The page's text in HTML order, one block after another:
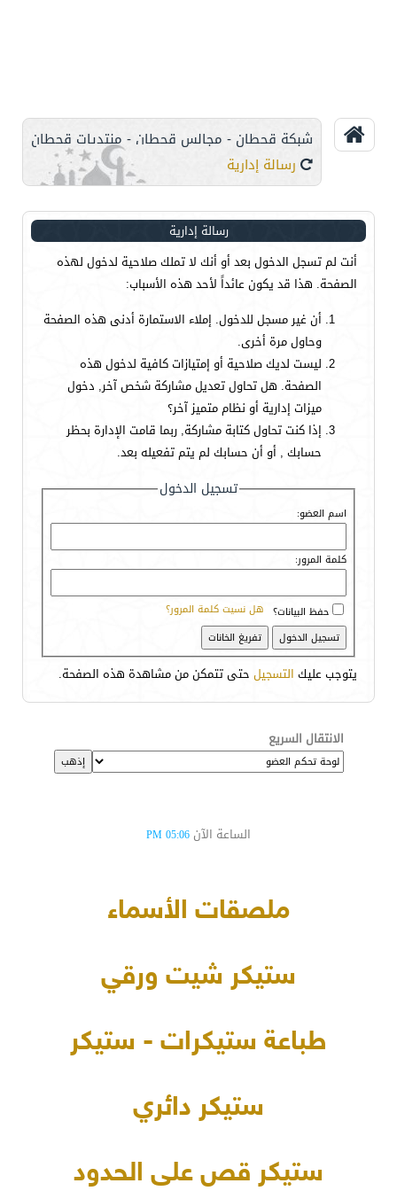
شبكة قحطان - مجالس قحطان - منتديات قحطان
رسالة إدارية
رسالة إدارية
أنت لم تسجل الدخول بعد أو أنك لا تملك صلاحية لدخول لهذه
الصفحة. هذا قد يكون عائداً لأحد هذه الأسباب:
أن غير مسجل للدخول. إملاء الاستمارة أدنى هذه الصفحة
وحاول مرة أخرى.
ليست لديك صلاحية أو إمتيازات كافية لدخول هذه
الصفحة. هل تحاول تعديل مشاركة شخص آخر, دخول
ميزات إدارية أو نظام متميز آخر؟
إذا كنت تحاول كتابة مشاركة, ربما قامت الإدارة بحظر
حسابك , أو أن حسابك لم يتم تفعيله بعد.
تسجيل الدخول
اسم العضو:
كلمة المرور:
هل نسيت كلمة المرور؟ حفظ البيانات؟
يتوجب عليك التسجيل حتى تتمكن من مشاهدة هذه الصفحة.
الانتقال السريع
الساعة الآن 05:06 PM
ملصقات الأسماء
ستيكر شيت ورقي
طباعة ستيكرات - ستيكر
ستيكر دائري
ستيكر قص على الحدود